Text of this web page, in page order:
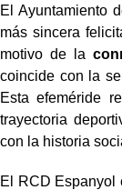
El Ayuntamiento
más sincera
motivo de la
coincide con la
Esta efeméride
trayectoria
con la historia
El RCD Espanyol